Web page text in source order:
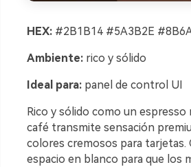
HEX:#2B1B14 #5A3B2E
Ambiente:rico y sólido
Ideal para:panel de control UI
Rico y sólido como un
café transmite sensación
colores cremosos para
espacio en blanco para que los